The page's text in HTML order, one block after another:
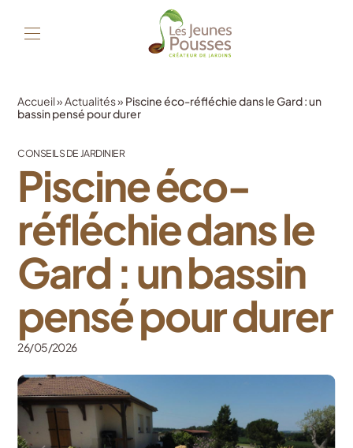
Accueil»Actualités» Piscine éco-réfléchie dans le Gard : un
bassin pensé pour durer
CONSEILS DE JARDINIER
Piscine éco-
réfléchie dans le
Gard : un bassin
pensé pour durer
26/05/2026